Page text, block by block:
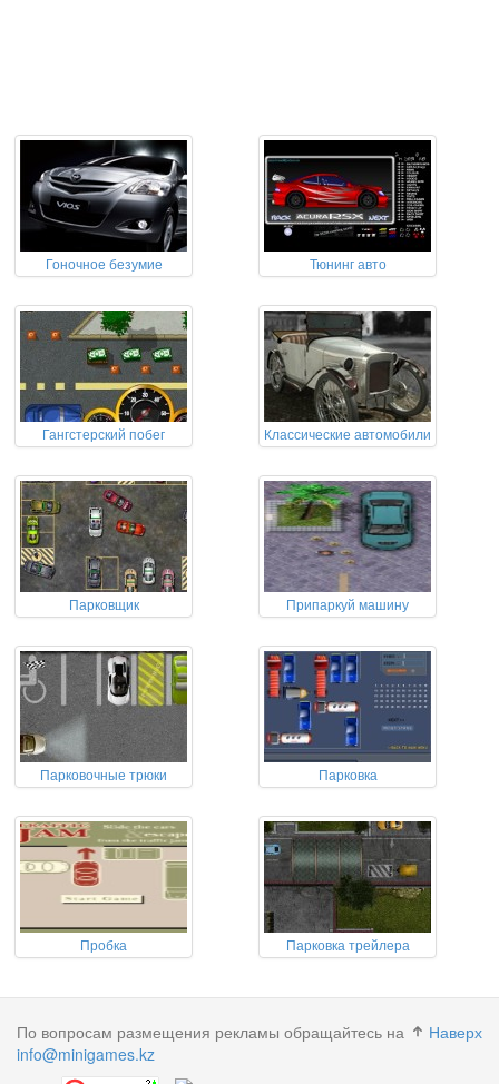
Гоночное безумие Тюнинг авто
Гангстерский побег Классические автомобили
Парковщик Припаркуй машину
Парковочные трюки Парковка
Пробка Парковка трейлера
Наверх
По вопросам размещения рекламы обращайтесь на
info@minigames.kz